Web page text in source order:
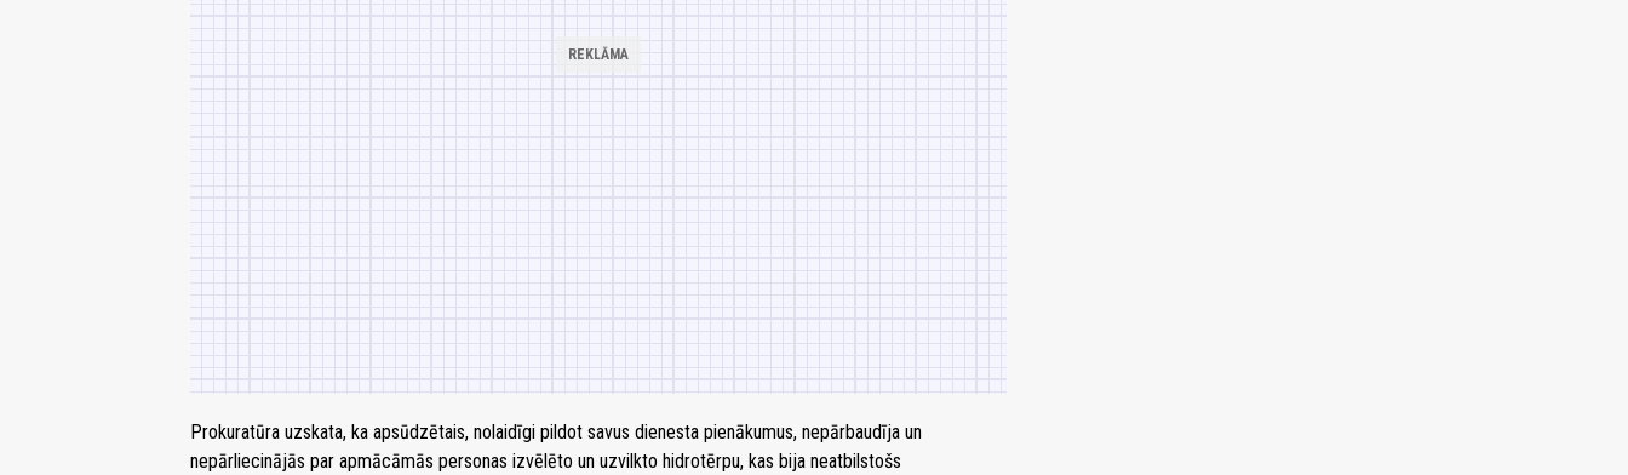
Prokuratūra uzskata, ka apsūdzētais, nolaidīgi pildot savus dienesta pienākumus, nepārbaudīja un
nepārliecinājās par apmācāmās personas izvēlēto un uzvilkto hidrotērpu, kas bija neatbilstošs